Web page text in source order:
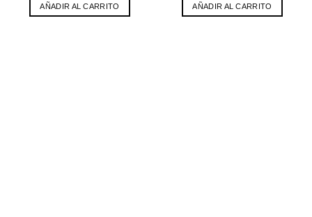
AÑADIR AL CARRITO AÑADIR AL CARRITO